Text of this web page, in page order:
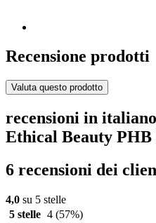
Recensione prodotti
Valuta questo prodotto
recensioni in
Ethical Beauty
6 recensioni dei
4,0 su 5 stelle
5 stelle 4 (57%)